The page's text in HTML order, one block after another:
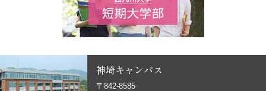
神埼キャンパス
〒842-8585